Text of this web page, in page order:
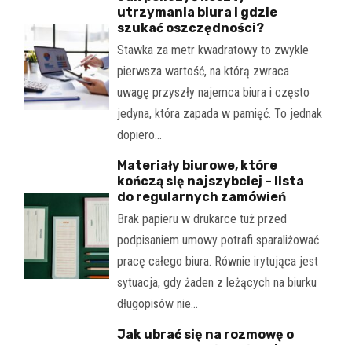
utrzymania biura i gdzie
szukać oszczędności?
Stawka za metr kwadratowy to zwykle
pierwsza wartość, na którą zwraca
uwagę przyszły najemca biura i często
jedyna, która zapada w pamięć. To jednak
dopiero…
Materiały biurowe, które
kończą się najszybciej – lista
do regularnych zamówień
Brak papieru w drukarce tuż przed
podpisaniem umowy potrafi sparaliżować
pracę całego biura. Równie irytująca jest
sytuacja, gdy żaden z leżących na biurku
długopisów nie…
Jak ubrać się na rozmowę o